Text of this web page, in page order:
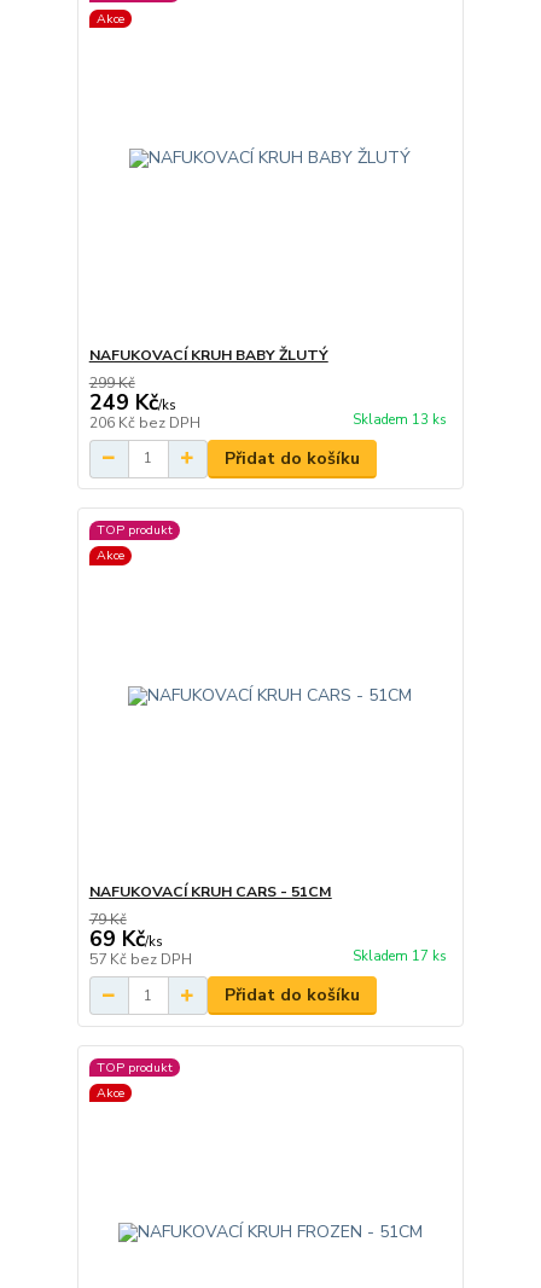
Akce
NAFUKOVACÍ KRUH BABY ŽLUTÝ
299 Kč
249 Kč/ks
206 Kč bez DPH Skladem 13 ks
Přidat do košíku
TOP produkt
Akce
NAFUKOVACÍ KRUH CARS - 51CM
79 Kč
69 Kč/ks
57 Kč bez DPH Skladem 17 ks
Přidat do košíku
TOP produkt
Akce